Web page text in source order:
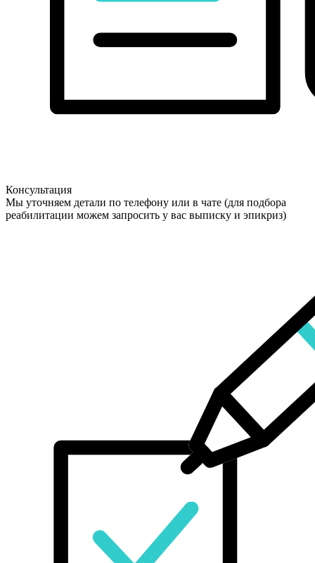
Консультация
Мы уточняем детали по телефону или в чате (для подбора
реабилитации можем запросить у вас выписку и эпикриз)